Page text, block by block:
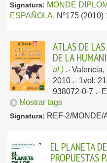
Signatura: MONDE
ESPAÑOLA, Nº175 (2010)
ATLAS DE
DE LA
al.) .- Valencia,
2010 .- 1vol;
938072-0-7 .-
Mostrar tags
Signatura: REF-2/MONDE/
EL PLANETA
PROPUESTAS